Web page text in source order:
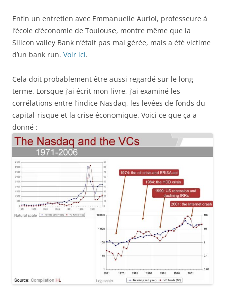
Enfin un entretien avec Emmanuelle Auriol, professeure à
l’école d’économie de Toulouse, montre même que la
Silicon valley Bank n’était pas mal gérée, mais a été victime
d’un bank run. Voir ici.
Cela doit probablement être aussi regardé sur le long
terme. Lorsque j’ai écrit mon livre, j’ai examiné les
corrélations entre l’indice Nasdaq, les levées de fonds du
capital-risque et la crise économique. Voici ce que ça a
donné :